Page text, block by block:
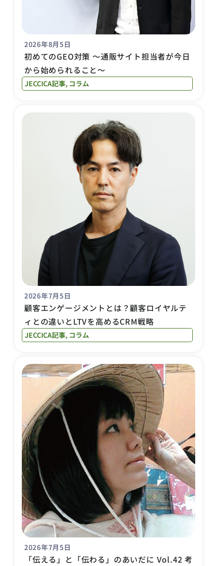
2026年8月5日
初めてのGEO対策 〜通販サイト担当者が今日
から始められること〜
JECCICA記事, コラム
2026年7月5日
顧客エンゲージメントとは？顧客ロイヤルテ
ィとの違いとLTVを高めるCRM戦略
JECCICA記事, コラム
2026年7月5日
「伝える」と「伝わる」のあいだに Vol.42 考